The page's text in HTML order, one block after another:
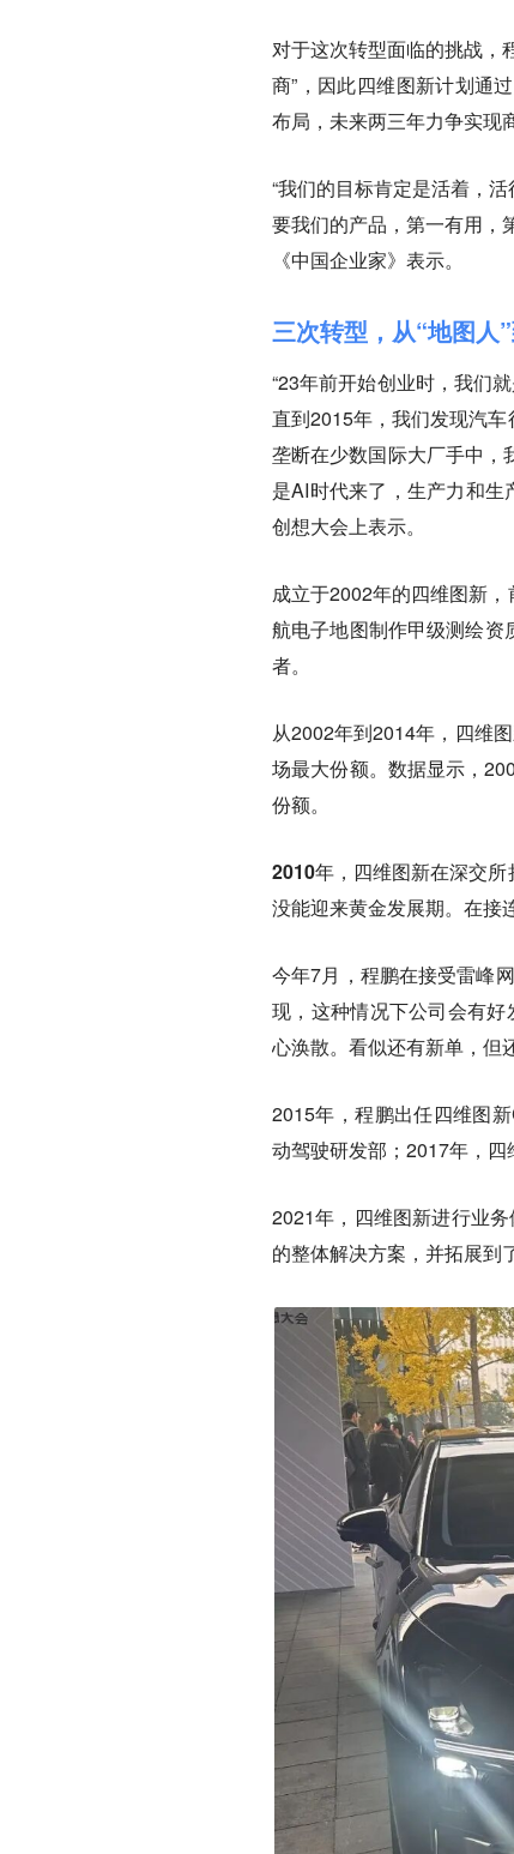
对于这次转型面临的挑战，
商”，因此四维图新计划通
布局，未来两三年力争实现
“我们的目标肯定是活着，
要我们的产品，第一有用，
《中国企业家》表示。
三次转型，从“地图人
“23年前开始创业时，我们
直到2015年，我们发现汽
垄断在少数国际大厂手中，
是AI时代来了，生产力和生
创想大会上表示。
成立于2002年的四维图新
航电子地图制作甲级测绘
者。
从2002年到2014年，四维
场最大份额。数据显示，
份额。
2010年，四维图新在深交所
没能迎来黄金发展期。 在接
今年7月，程鹏在接受雷峰
现，这种情况下公司会有
心涣散。看似还有新单，但
2015年，程鹏出任四维图
动驾驶研发部；2017年，四
2021年，四维图新进行业
的整体解决方案，并拓展到